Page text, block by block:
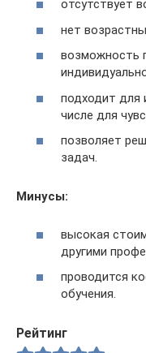
отсутствует
нет
возможность
подходит для
числе для
позволяет
задач.
Минусы:
высокая
другими
проводится
обучения.
Рейтинг